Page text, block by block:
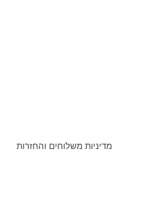
מדיניות משלוחים והחזרות